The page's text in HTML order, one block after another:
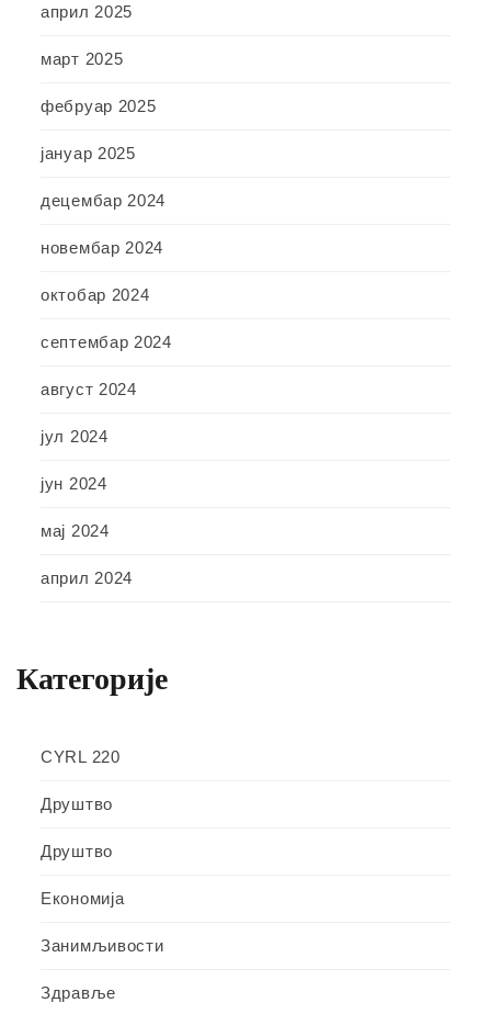
април 2025
март 2025
фебруар 2025
јануар 2025
децембар 2024
новембар 2024
октобар 2024
септембар 2024
август 2024
јул 2024
јун 2024
мај 2024
април 2024
Категорије
CYRL 220
Друштво
Друштво
Економија
Занимљивости
Здравље